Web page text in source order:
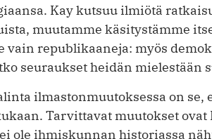
Kay kutsuu ilmiötä
muutamme käsitystämme
vain republikaaneja: myös
seuraukset heidän mielestään
ilmastonmuutoksessa on se,
Tarvittavat muutokset ovat
ole ihmiskunnan historiassa